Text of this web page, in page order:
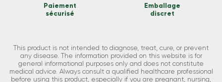
Paiement
sécurisé
Emballage
discret
This product is not intended to diagnose, treat, cure, or prevent
any disease. The information provided on this website is for
general informational purposes only and does not constitute
medical advice. Always consult a qualified healthcare professional
before using this product, especially if you are pregnant, nursing,